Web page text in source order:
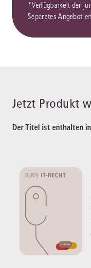
*Verfügbarkeit der
Separates Angebot
Jetzt Produkt
Der Titel ist enthalten